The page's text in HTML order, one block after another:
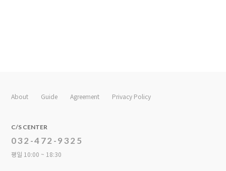
About Guide Agreement Privacy Policy
C/S CENTER
032-472-9325
평일 10:00 ~ 18:30